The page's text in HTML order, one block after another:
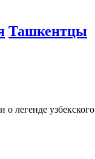
Ташкентцы
легенде